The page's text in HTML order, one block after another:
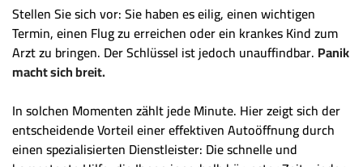
Stellen Sie sich vor: Sie haben es eilig, einen wichtigen
Termin, einen Flug zu erreichen oder ein krankes Kind zum
Arzt zu bringen. Der Schlüssel ist jedoch unauffindbar. Panik
macht sich breit.
In solchen Momenten zählt jede Minute. Hier zeigt sich der
entscheidende Vorteil einer effektiven Autoöffnung durch
einen spezialisierten Dienstleister: Die schnelle und